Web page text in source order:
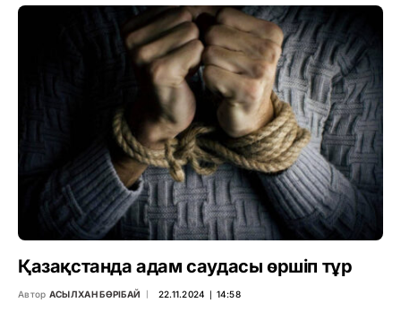
Қазақстанда адам саудасы өршіп тұр
Автор АСЫЛХАН БӨРІБАЙ 22.11.2024 ∣ 14:58